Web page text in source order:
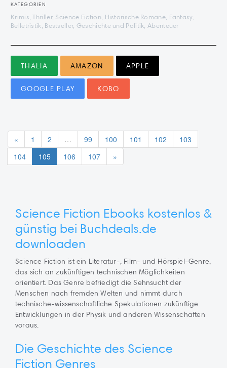
KATEGORIEN
Krimis, Thriller, Science Fiction, Historische Romane, Fantasy,
Belletristik, Bestseller, Geschichte und Politik, Abenteuer
THALIA AMAZON APPLE
GOOGLE PLAY KOBO
« 1 2 … 99 100 101 102
103
104
105 106 107 »
Science Fiction Ebooks kostenlos &
günstig bei Buchdeals.de
downloaden
Science Fiction ist ein Literatur-, Film- und Hörspiel-Genre,
das sich an zukünftigen technischen Möglichkeiten
orientiert. Das Genre befriedigt die Sehnsucht der
Menschen nach fremden Welten und nimmt durch
technische-wissenschaftliche Spekulationen zukünftige
Entwicklungen in der Physik und anderen Wissenschaften
voraus.
Die Geschichte des Science
Fiction Genres